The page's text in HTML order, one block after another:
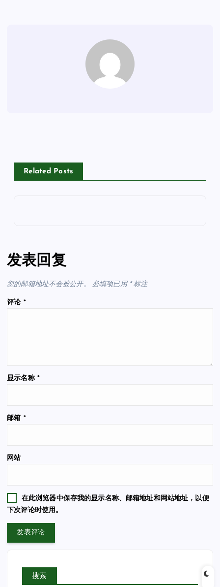
Related Posts
发表回复
您的邮箱地址不会被公开。 必填项已用 *标注
评论 *
显示名称 *
邮箱 *
网站
在此浏览器中保存我的显示名称、邮箱地址和网站地址，以便
下次评论时使用。
搜索